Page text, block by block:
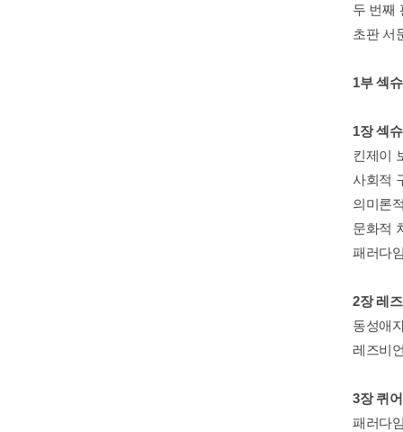
두 번째
초판 서
1부 섹
1장 섹
킨제이
사회적
의미론
문화적
패러다
2장 레
동성애
레즈비
3장 퀴
패러다